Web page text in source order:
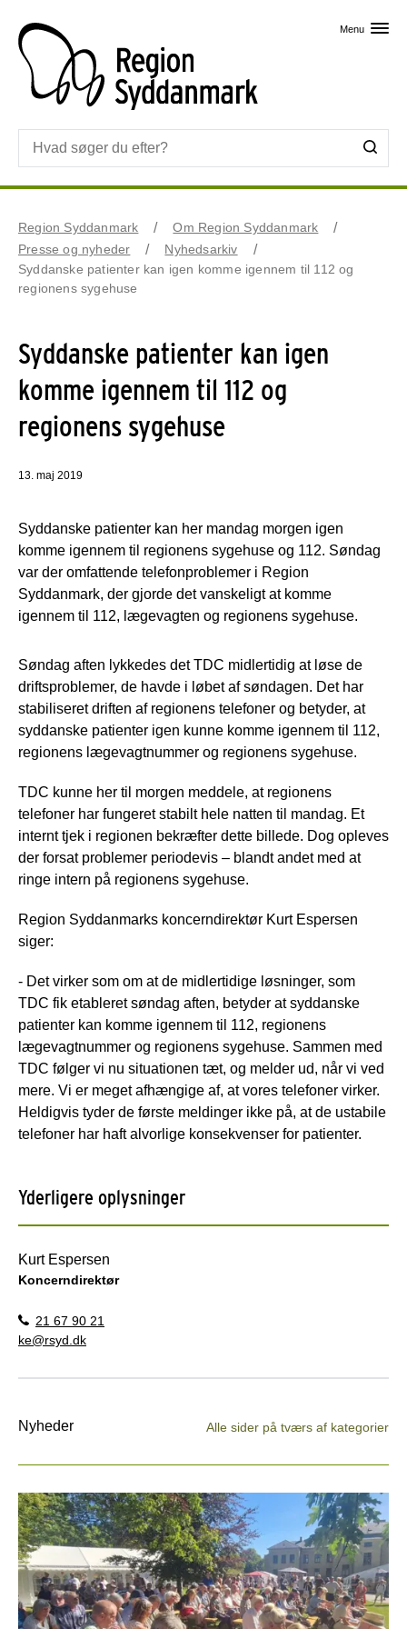
Menu
Region Syddanmark
Om Region Syddanmark
Presse og nyheder
Nyhedsarkiv
Syddanske patienter kan igen komme igennem til 112 og
regionens sygehuse
Syddanske patienter kan igen
komme igennem til 112 og
regionens sygehuse
13. maj 2019
Syddanske patienter kan her mandag morgen igen
komme igennem til regionens sygehuse og 112. Søndag
var der omfattende telefonproblemer i Region
Syddanmark, der gjorde det vanskeligt at komme
igennem til 112, lægevagten og regionens sygehuse.
Søndag aften lykkedes det TDC midlertidig at løse de
driftsproblemer, de havde i løbet af søndagen. Det har
stabiliseret driften af regionens telefoner og betyder, at
syddanske patienter igen kunne komme igennem til 112,
regionens lægevagtnummer og regionens sygehuse.
TDC kunne her til morgen meddele, at regionens
telefoner har fungeret stabilt hele natten til mandag. Et
internt tjek i regionen bekræfter dette billede. Dog opleves
der forsat problemer periodevis – blandt andet med at
ringe intern på regionens sygehuse.
Region Syddanmarks koncerndirektør Kurt Espersen
siger:
- Det virker som om at de midlertidige løsninger, som
TDC fik etableret søndag aften, betyder at syddanske
patienter kan komme igennem til 112, regionens
lægevagtnummer og regionens sygehuse. Sammen med
TDC følger vi nu situationen tæt, og melder ud, når vi ved
mere. Vi er meget afhængige af, at vores telefoner virker.
Heldigvis tyder de første meldinger ikke på, at de ustabile
telefoner har haft alvorlige konsekvenser for patienter.
Yderligere oplysninger
Kurt Espersen
Koncerndirektør
21 67 90 21
ke@rsyd.dk
Nyheder Alle sider på tværs af kategorier